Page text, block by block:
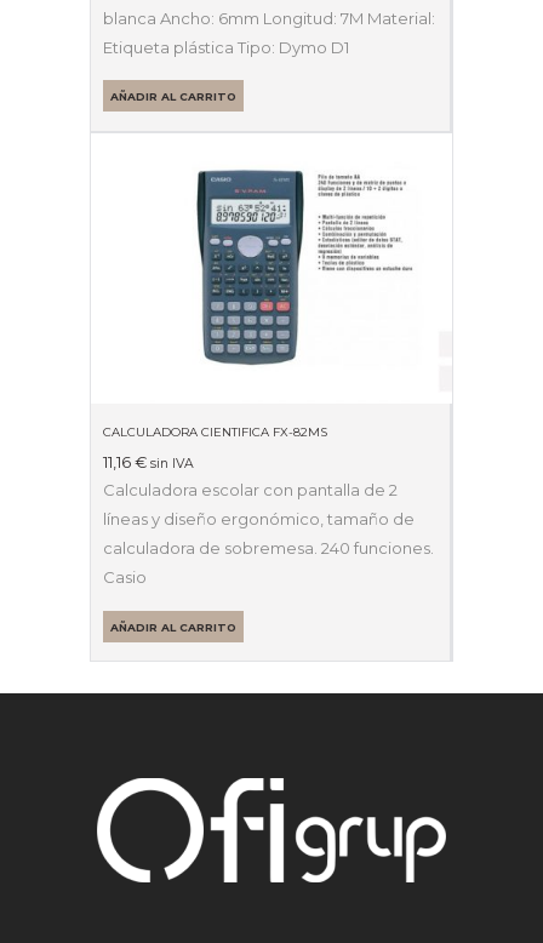
era:
14,02 €.
es:
6,31 €.
blanca Ancho: 6mm Longitud: 7M Material:
Etiqueta plástica Tipo: Dymo D1
AÑADIR AL CARRITO
CALCULADORA CIENTIFICA FX-82MS
11,16 € sin IVA
Calculadora escolar con pantalla de 2
líneas y diseño ergonómico, tamaño de
calculadora de sobremesa. 240 funciones.
Casio
AÑADIR AL CARRITO